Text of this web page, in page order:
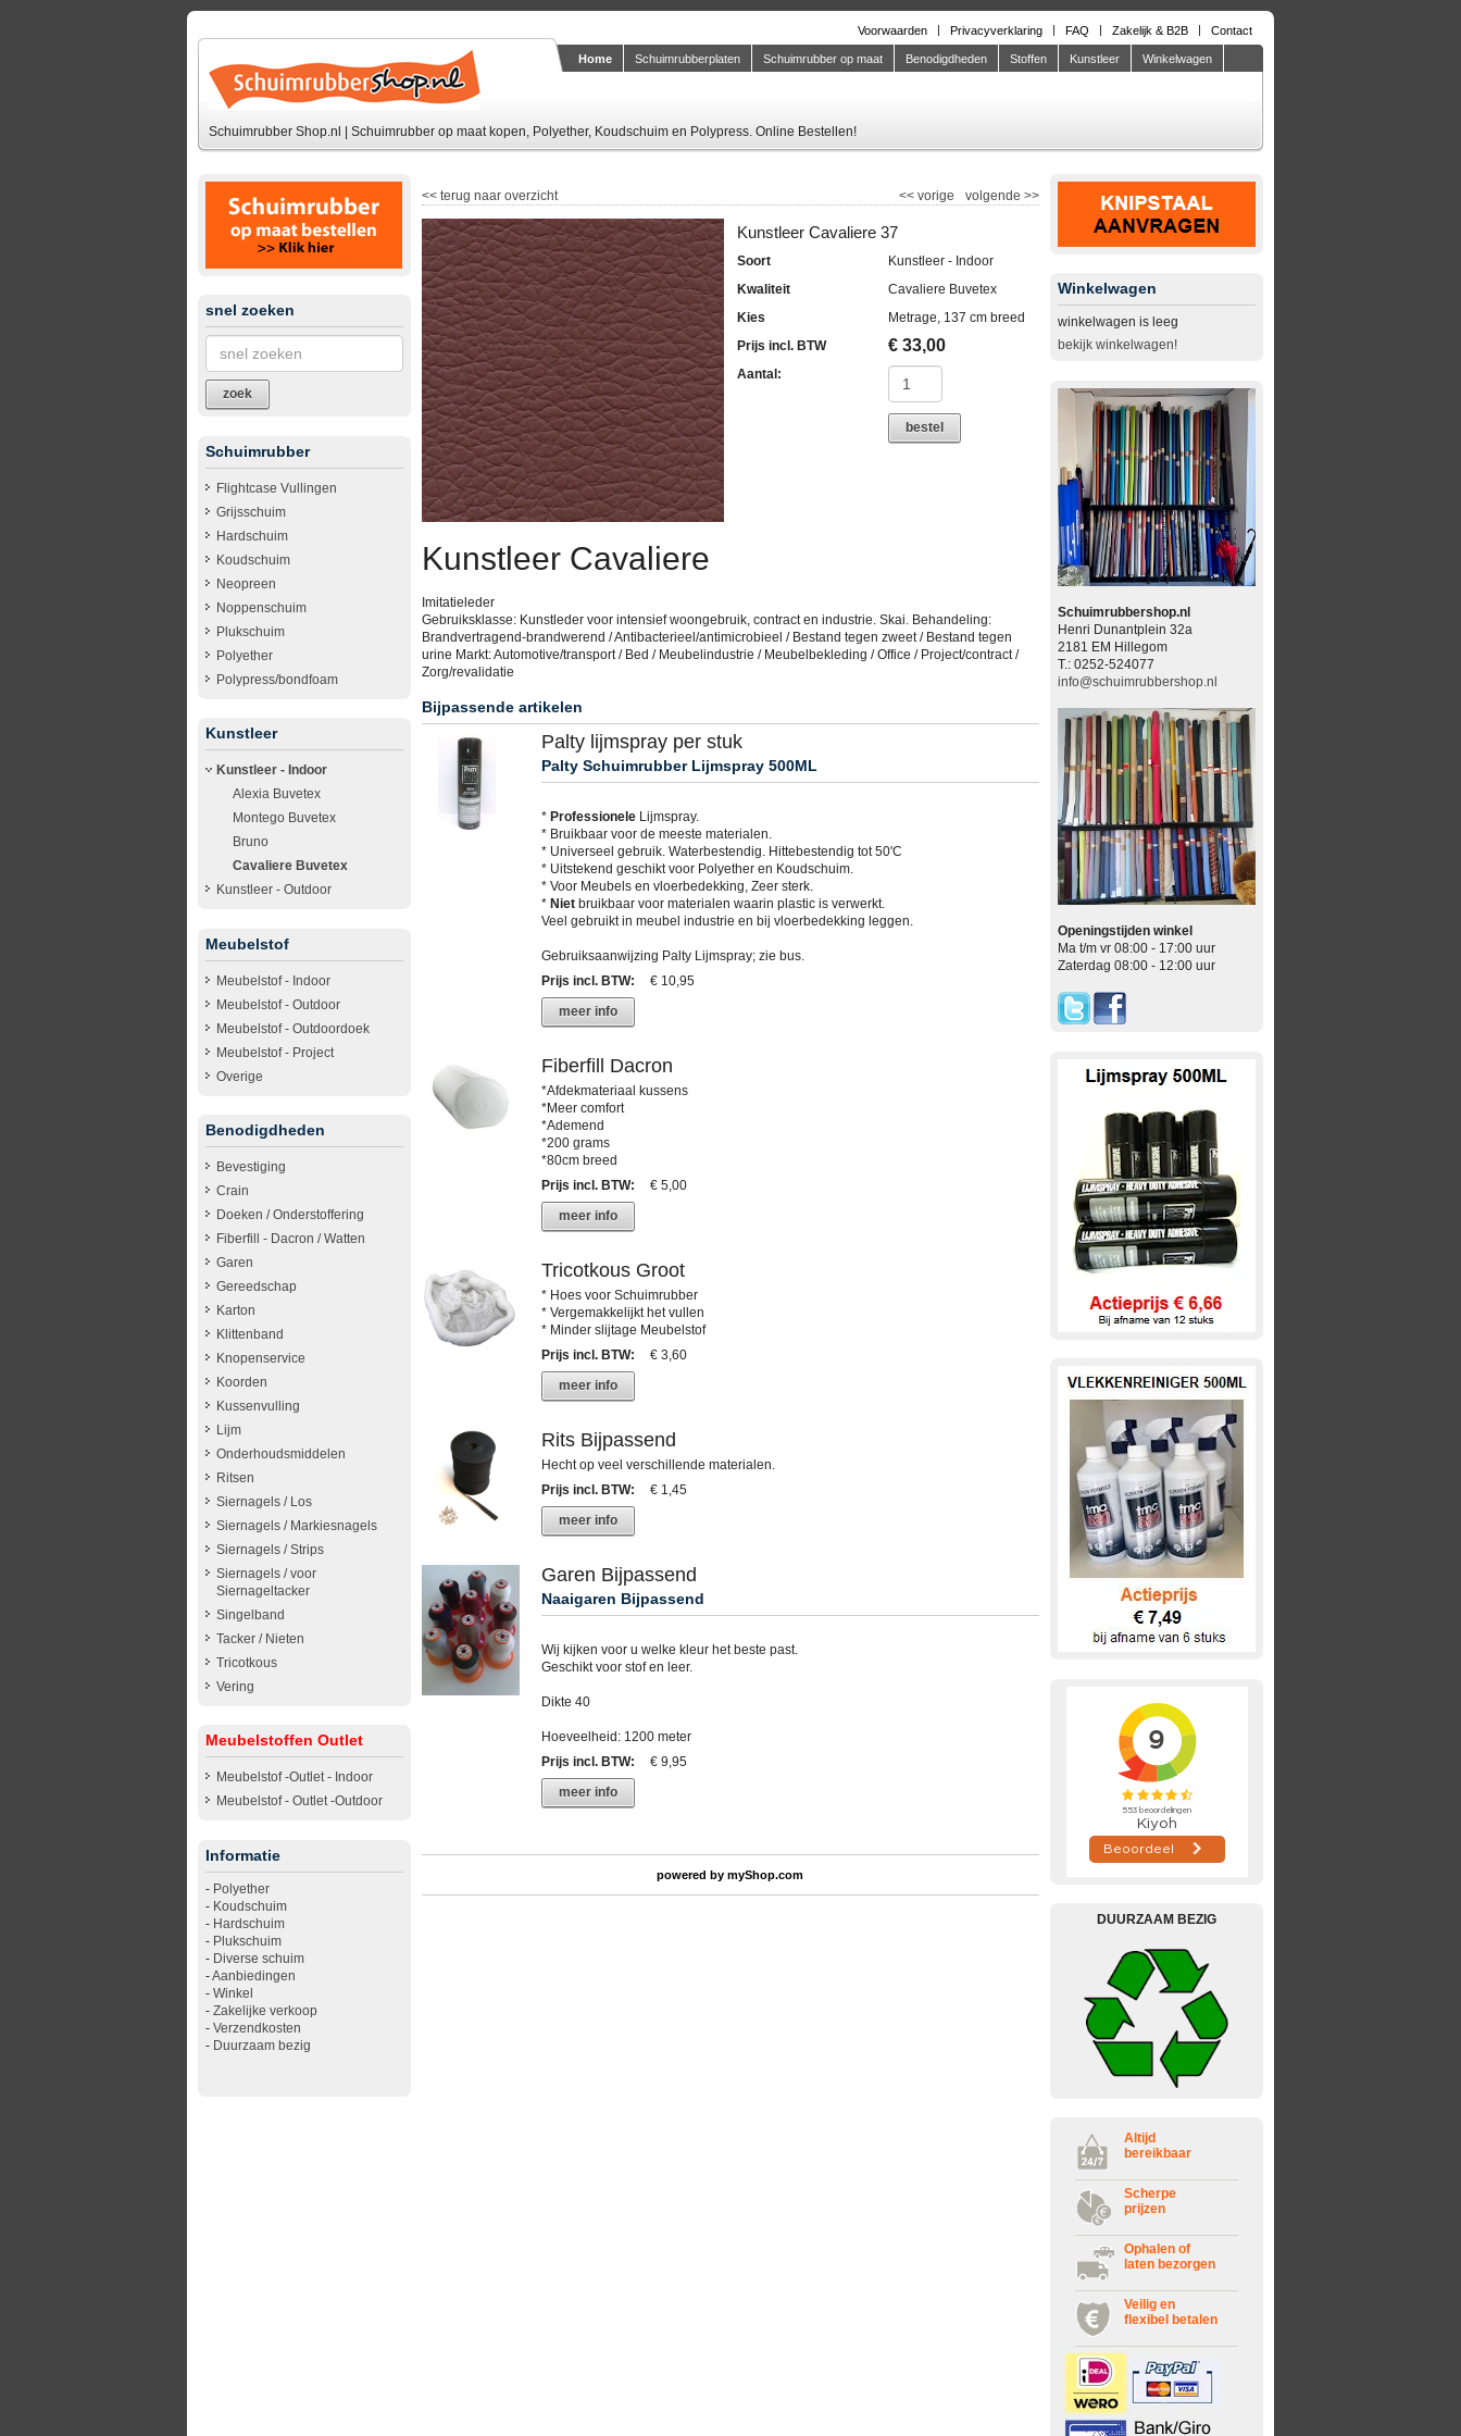
Voorwaarden Privacyverklaring FAQ Zakelijk & B2B Contact
Schuimrubber Shop.nl | Schuimrubber op maat kopen, Polyether, Koudschuim en Polypress. Online Bestellen!
Home Schuimrubberplaten Schuimrubber op maat Benodigdheden Stoffen Kunstleer Winkelwagen
snel zoeken
zoek
Schuimrubber
Flightcase Vullingen
Grijsschuim
Hardschuim
Koudschuim
Neopreen
Noppenschuim
Plukschuim
Polyether
Polypress/bondfoam
Kunstleer
Kunstleer - Indoor
Alexia Buvetex
Montego Buvetex
Bruno
Cavaliere Buvetex
Kunstleer - Outdoor
Meubelstof
Meubelstof - Indoor
Meubelstof - Outdoor
Meubelstof - Outdoordoek
Meubelstof - Project
Overige
Benodigdheden
Bevestiging
Crain
Doeken / Onderstoffering
Fiberfill - Dacron / Watten
Garen
Gereedschap
Karton
Klittenband
Knopenservice
Koorden
Kussenvulling
Lijm
Onderhoudsmiddelen
Ritsen
Siernagels / Los
Siernagels / Markiesnagels
Siernagels / Strips
Siernagels / voor
Siernageltacker
Singelband
Tacker / Nieten
Tricotkous
Vering
Meubelstoffen Outlet
Meubelstof -Outlet - Indoor
Meubelstof - Outlet -Outdoor
Informatie
- Polyether
- Koudschuim
- Hardschuim
- Plukschuim
- Diverse schuim
-Aanbiedingen
- Winkel
- Zakelijke verkoop
- Verzendkosten
- Duurzaam bezig
<< terug naar overzicht volgende >>
<<vorige
Kunstleer Cavaliere 37
Soort
Kunstleer - Indoor
Kwaliteit
Cavaliere Buvetex
Kies
Metrage, 137 cm breed
Prijs incl. BTW
€ 33,00
Aantal:
bestel
Kunstleer Cavaliere
Imitatieleder
Gebruiksklasse: Kunstleder voor intensief woongebruik, contract en industrie. Skai. Behandeling:
Brandvertragend-brandwerend / Antibacterieel/antimicrobieel / Bestand tegen zweet / Bestand tegen
urine Markt: Automotive/transport / Bed / Meubelindustrie / Meubelbekleding / Office / Project/contract /
Zorg/revalidatie
Bijpassende artikelen
Palty lijmspray per stuk
Palty Schuimrubber Lijmspray 500ML
* ProfessioneleLijmspray.
* Bruikbaar voor de meeste materialen.
* Universeel gebruik. Waterbestendig. Hittebestendig tot 50'C
* Uitstekend geschikt voor Polyether en Koudschuim.
* Voor Meubels en vloerbedekking, Zeer sterk.
* Nietbruikbaar voor materialen waarin plastic is verwerkt.
Veel gebruikt in meubel industrie en bij vloerbedekking leggen.
Gebruiksaanwijzing Palty Lijmspray; zie bus.
Prijs incl. BTW:
€ 10,95
meer info
Fiberfill Dacron
*Afdekmateriaal kussens
*Meer comfort
*Ademend
*200 grams
*80cm breed
Prijs incl. BTW:
€ 5,00
meer info
Tricotkous Groot
* Hoes voor Schuimrubber
* Vergemakkelijkt het vullen
* Minder slijtage Meubelstof
Prijs incl. BTW:
€ 3,60
meer info
Rits Bijpassend
Hecht op veel verschillende materialen.
Prijs incl. BTW:
€ 1,45
meer info
Garen Bijpassend
Naaigaren Bijpassend
Wij kijken voor u welke kleur het beste past.
Geschikt voor stof en leer.
Dikte 40
Hoeveelheid: 1200 meter
Prijs incl. BTW:
€ 9,95
meer info
powered bymyShop.com
Winkelwagen
winkelwagen is leeg
bekijk winkelwagen!
Schuimrubbershop.nl
Henri Dunantplein 32a
2181 EM Hillegom
T.: 0252-524077
info@schuimrubbershop.nl
Openingstijden winkel
Ma t/m vr 08:00 - 17:00 uur
Zaterdag 08:00 - 12:00 uur
DUURZAAM BEZIG
Altijd
bereikbaar
Scherpe
prijzen
Ophalen of
laten bezorgen
Veilig en
flexibel betalen